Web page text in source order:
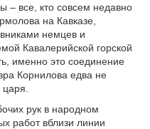
– все, кто совсем недавно
на Кавказе,
немцев и
Кавалерийской горской
именно это соединение
Корнилова едва не
рук в народном
работ вблизи линии